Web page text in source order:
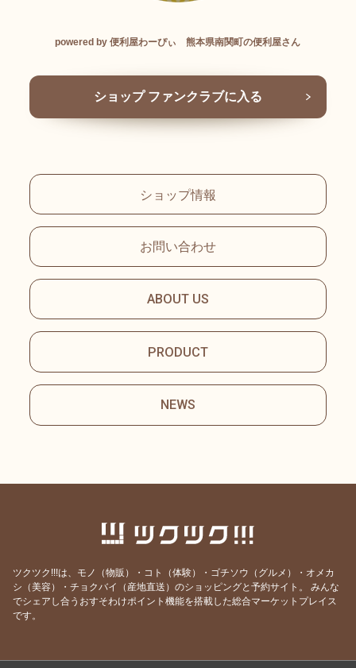
powered by 便利屋わーぴぃ 熊本県南関町の便利屋さん
ショップ ファンクラブに入る
ショップ情報
お問い合わせ
ABOUT US
PRODUCT
NEWS
ツクツク!!!は、モノ（物販）・コト（体験）・ゴチソウ（グルメ）・オメカ
シ（美容）・チョクバイ（産地直送）のショッピングと予約サイト。
みんな
でシェアし合うおすそわけポイント機能を搭載した総合マーケットプレイス
です。